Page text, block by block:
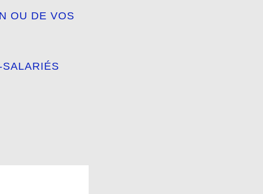
OU DE VOS